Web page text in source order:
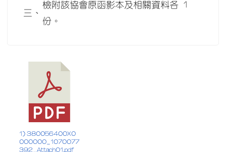
三、
檢附該協會原函影本及相關資料各 1
份。
1) 380056400X0
000000_1070077
392_Attach01.pdf